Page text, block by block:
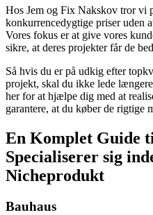
Hos Jem og Fix Nakskov tror vi
konkurrencedygtige priser uden
Vores fokus er at give vores
sikre, at deres projekter får de
Så hvis du er på udkig efter
projekt, skal du ikke lede
her for at hjælpe dig med at
garantere, at du køber de rigtige
En Komplet Guide
Specialiserer sig
Nicheprodukt
Bauhaus